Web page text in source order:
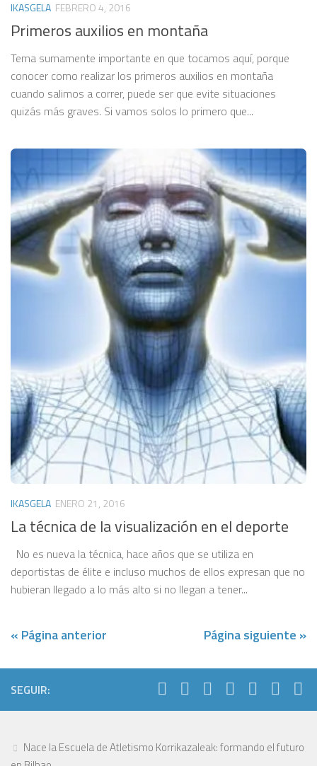
IKASGELA FEBRERO 4, 2016
Primeros auxilios en montaña
Tema sumamente importante en que tocamos aquí, porque
conocer como realizar los primeros auxilios en montaña
cuando salimos a correr, puede ser que evite situaciones
quizás más graves. Si vamos solos lo primero que...
IKASGELA ENERO 21, 2016
La técnica de la visualización en el deporte
No es nueva la técnica, hace años que se utiliza en
deportistas de élite e incluso muchos de ellos expresan que no
hubieran llegado a lo más alto si no llegan a tener...
« Página anterior Página siguiente »
SEGUIR:
Nace la Escuela de Atletismo Korrikazaleak: formando el futuro